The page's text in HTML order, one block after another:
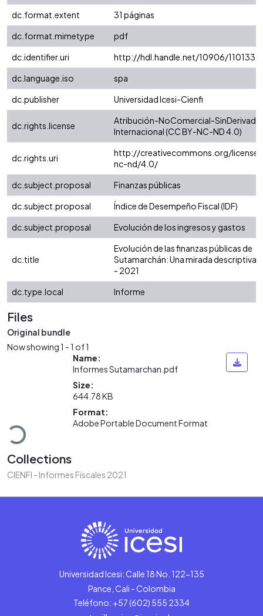
dc.format.extent
31 páginas
dc.format.mimetype
pdf
dc.identifier.uri
http://hdl.handle.net/10906/110133
dc.language.iso
spa
dc.publisher
Universidad Icesi-Cienfi
dc.rights.license
Atribución-NoComercial-
Internacional (CC BY-NC-ND 4.0)
dc.rights.uri
http://creativecommons.org/
nc-nd/4.0/
dc.subject.proposal
Finanzas públicas
dc.subject.proposal
Índice de Desempeño Fiscal (IDF)
dc.subject.proposal
Evolución de los ingresos y gastos
dc.title
Evolución de las finanzas públicas de
Sutamarchán: Una mirada descriptiva
- 2021
dc.type.local
Informe
Files
Original bundle
Now showing1 - 1 of 1
Loading...
Name:
Informes Sutamarchan.pdf
Size:
644.78 KB
Format:
Adobe Portable Document Format
Collections
CIENFI - Informes Fiscales 2021
Universidad Icesi: Calle 18 No. 122-135
Pance, Cali - Colombia
Teléfono: +57 (602) 555 2334